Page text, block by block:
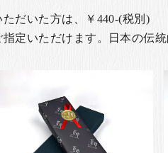
だいた方は、￥440-(税別)
定いただけます。日本の伝